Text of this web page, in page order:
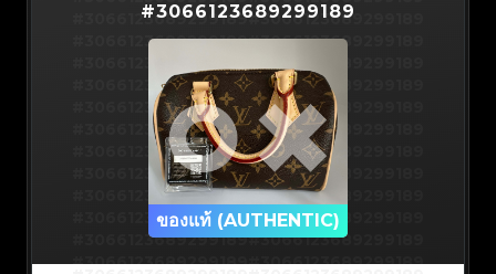
#3066123689299189#3066123689299189
#3066123689299189#3066123689299189
#3066123689299189#3066123689299189
#3066123689299189#3066123689299189
#3066123689299189#3066123689299189
#3066123689299189#3066123689299189
#3066123689299189#3066123689299189
#3066123689299189#3066123689299189
#3066123689299189#3066123689299189
#3066123689299189#3066123689299189
#3066123689299189#3066123689299189
#3066123689299189
ของแท้ (AUTHENTIC)